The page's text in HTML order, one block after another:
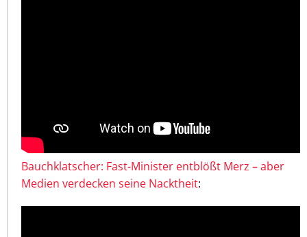
Bauchklatscher: Fast-Minister entblößt Merz – aber
Medien verdecken seine Nacktheit: